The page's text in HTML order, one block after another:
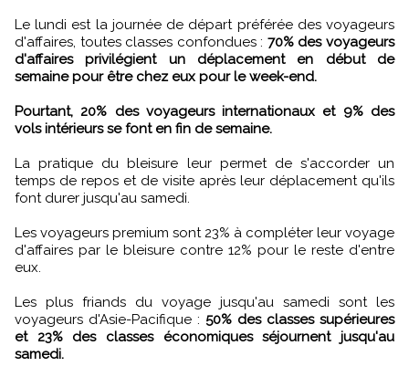
Le lundi est la journée de départ préférée des voyageurs
d'affaires, toutes classes confondues : 70% des voyageurs
d'affaires privilégient un déplacement en début de
semaine pour être chez eux pour le week-end.
Pourtant, 20% des voyageurs internationaux et 9% des
vols intérieurs se font en fin de semaine.
La pratique du bleisure leur permet de s'accorder un
temps de repos et de visite après leur déplacement qu'ils
font durer jusqu'au samedi.
Les voyageurs premium sont 23% à compléter leur voyage
d'affaires par le bleisure contre 12% pour le reste d'entre
eux.
Les plus friands du voyage jusqu'au samedi sont les
voyageurs d'Asie-Pacifique : 50% des classes supérieures
et 23% des classes économiques séjournent jusqu'au
samedi.